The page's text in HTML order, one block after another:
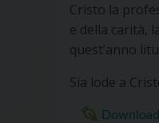
Cristo la
e della carità,
quest’anno
Sia lode a